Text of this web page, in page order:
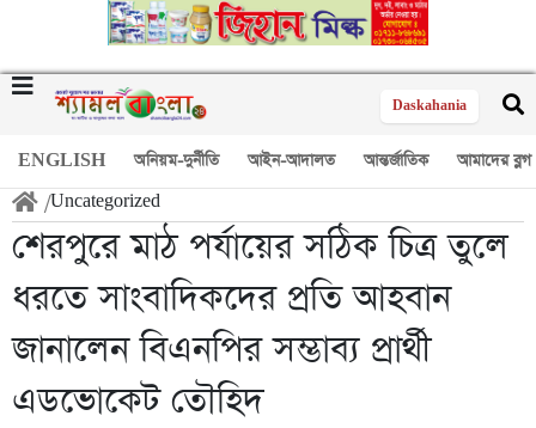
Daskahania
ENGLISH অনিয়ম-দুর্নীতি আইন-আদালত আন্তর্জাতিক আমাদের ব্লগ
/Uncategorized
শেরপুরে মাঠ পর্যায়ের সঠিক চিত্র তুলে
ধরতে সাংবাদিকদের প্রতি আহবান
জানালেন বিএনপির সম্ভাব্য প্রার্থী
এডভোকেট তৌহিদ